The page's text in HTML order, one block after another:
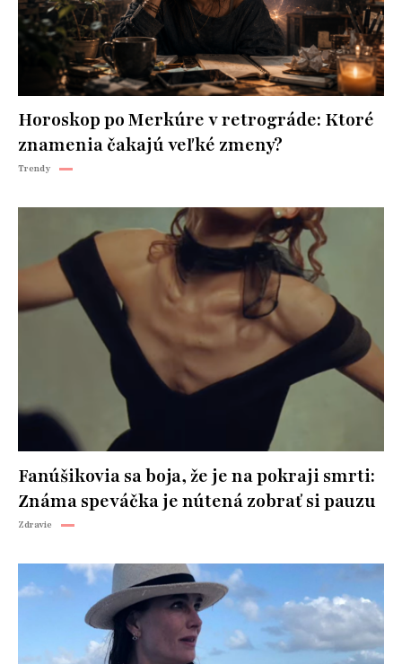
Horoskop po Merkúre v retrográde: Ktoré
znamenia čakajú veľké zmeny?
Trendy
Fanúšikovia sa boja, že je na pokraji smrti:
Známa speváčka je nútená zobrať si pauzu
Zdravie